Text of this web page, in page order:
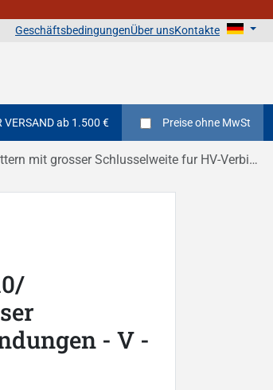
GeschäftsbedingungenÜber unsKontakte
VERSAND ab 1.500 € Preiseohne MwSt
fur HV-Verbindungen - V - DIN 6915 / EN 14399 - 4
- V -